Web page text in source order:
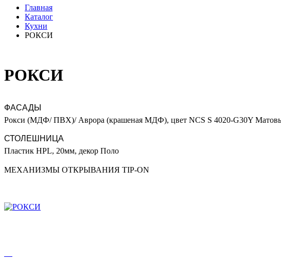
Главная
Каталог
Кухни
РОКСИ
РОКСИ
ФАСАДЫ
Рокси (МДФ/ ПВХ)/ Аврора (крашеная МДФ), цвет NCS S 4020-G30Y
СТОЛЕШНИЦА
Пластик HPL, 20мм, декор Поло
МЕХАНИЗМЫ ОТКРЫВАНИЯ TIP-ON